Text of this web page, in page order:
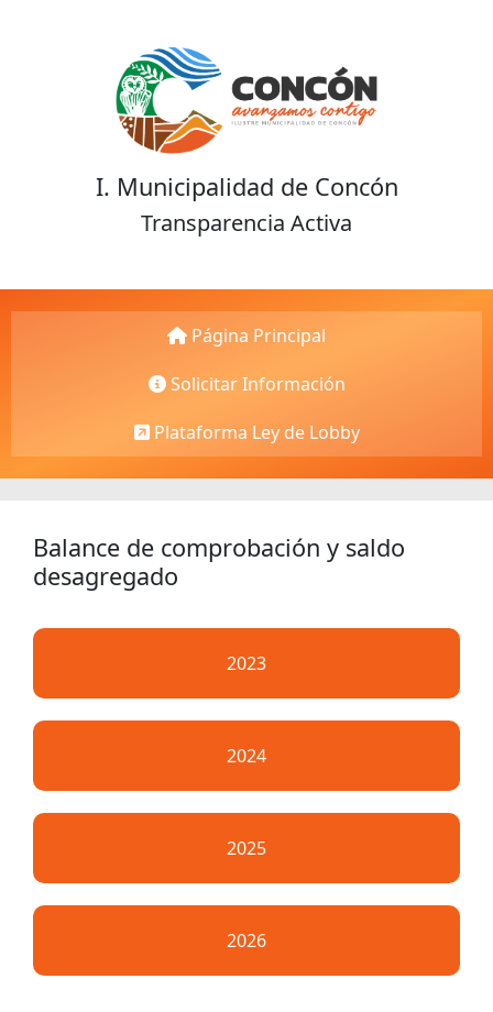
I. Municipalidad de Concón
Transparencia Activa
Página Principal
Solicitar Información
Plataforma Ley de Lobby
Balance de comprobación y saldo
desagregado
2023
2024
2025
2026